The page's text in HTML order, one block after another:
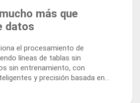
más que
datos
el procesamiento de
líneas de tablas sin
sin entrenamiento, con
y precisión basada en
inmediatos y precisos,
procesos de negocio.